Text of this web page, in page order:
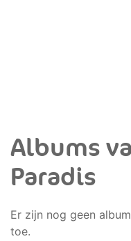
Albums
Paradis
Er zijn nog geen
toe.